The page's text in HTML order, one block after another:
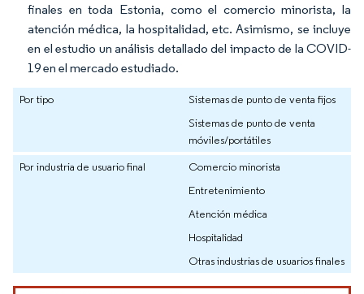
finales en toda Estonia, como el comercio minorista, la
atención médica, la hospitalidad, etc. Asimismo, se incluye
en el estudio un análisis detallado del impacto de la COVID-
19 en el mercado estudiado.
Por tipo
Sistemas de punto de venta fijos
Sistemas de punto de venta
móviles/portátiles
Por industria de usuario final
Comercio minorista
Entretenimiento
Atención médica
Hospitalidad
Otras industrias de usuarios finales